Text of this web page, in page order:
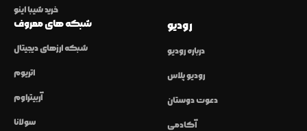
خرید شیبا اینو
شبکه های معروف
شبکه ارزهای دیجیتال
اتریوم
آربیتراوم
سولانا
رودیو
درباره رودیو
رودیو پلاس
دعوت دوستان
آکادمی